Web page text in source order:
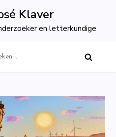
Klaver
en letterkundige